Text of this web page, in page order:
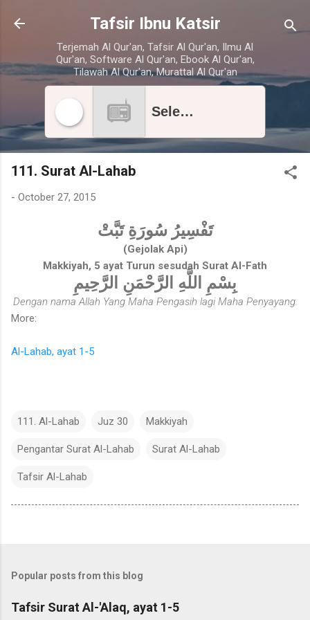
Skip to main content
Tafsir Ibnu Katsir
Terjemah Al Qur'an, Tafsir Al Qur'an, Ilmu Al
Qur'an, Software Al Qur'an, Ebook Al Qur'an,
Tilawah Al Qur'an, Murattal Al Qur'an
Select radio station
111. Surat Al-Lahab
- October 27, 2015
تَفْسِيرُ سُورَةِ تَبَّتْ
(Gejolak Api)
Makkiyah, 5 ayat Turun sesudah Surat Al-Fath
بِسْمِ اللَّهِ الرَّحْمَنِ الرَّحِيمِ
Dengan nama Allah Yang Maha Pengasih lagi Maha Penyayang.
More:
Al-Lahab, ayat 1-5
111. Al-Lahab Juz 30 Makkiyah
Pengantar Surat Al-Lahab Surat Al-Lahab
Tafsir Al-Lahab
Popular posts from this blog
Tafsir Surat Al-'Alaq, ayat 1-5